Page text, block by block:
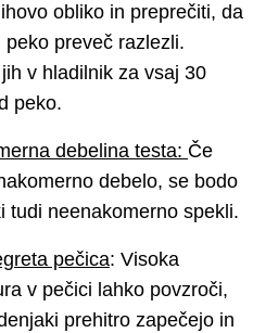
obliko in preprečiti, da
peko preveč razlezli.
v hladilnik za vsaj 30
peko.
debelina testa: Če
debelo, se bodo
tudi neenakomerno spekli.
pečica: Visoka
v pečici lahko povzroči,
prehitro zapečejo in